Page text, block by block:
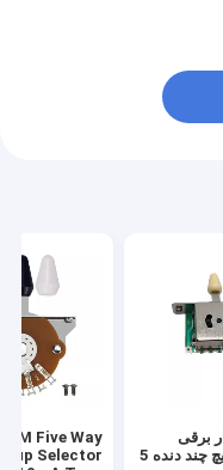
برقی
SQ25 سوئیچ چند دنده 5
Five Way
Selector